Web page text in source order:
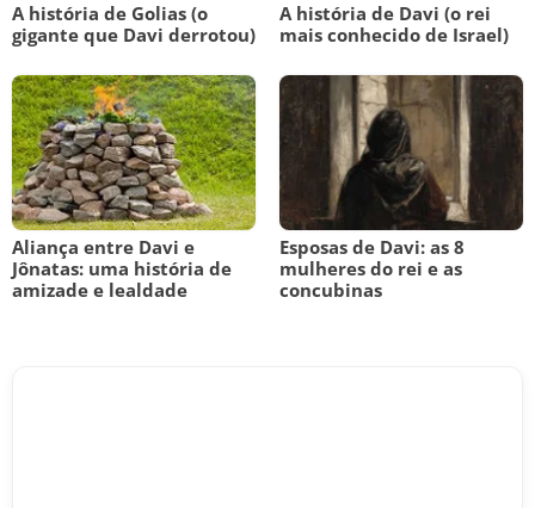
A história de Golias (o
gigante que Davi derrotou)
A história de Davi (o rei
mais conhecido de Israel)
Aliança entre Davi e
Jônatas: uma história de
amizade e lealdade
Esposas de Davi: as 8
mulheres do rei e as
concubinas